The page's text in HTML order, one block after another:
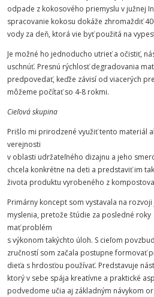
odpade z kokosového priemyslu v južnej
spracovanie kokosu dokáže zhromaždiť
vody za deň, ktorá vie byť použitá na
Je možné ho jednoducho utrieť a očistiť,
uschnúť. Presnú rýchlosť degradovania
predpovedať, keďže závisí od viacerých
môžeme počítať so 4-8 rokmi.
Cieľová skupina
Prišlo mi prirodzené využiť tento materiál
verejnosti
v oblasti udržateľného dizajnu a jeho
chcela konkrétne na deti a predstaviť im
života produktu vyrobeného z
Primárny koncept som vystavala na
myslenia, pretože štúdie za posledné
mať problém
s výkonom takýchto úloh. S cieľom
zručností som začala postupne formovať
dieťa s hrdosťou používať. Predstavuje
ktorý v sebe spája kreatívne a praktické
podvedome učia aj základným návykom